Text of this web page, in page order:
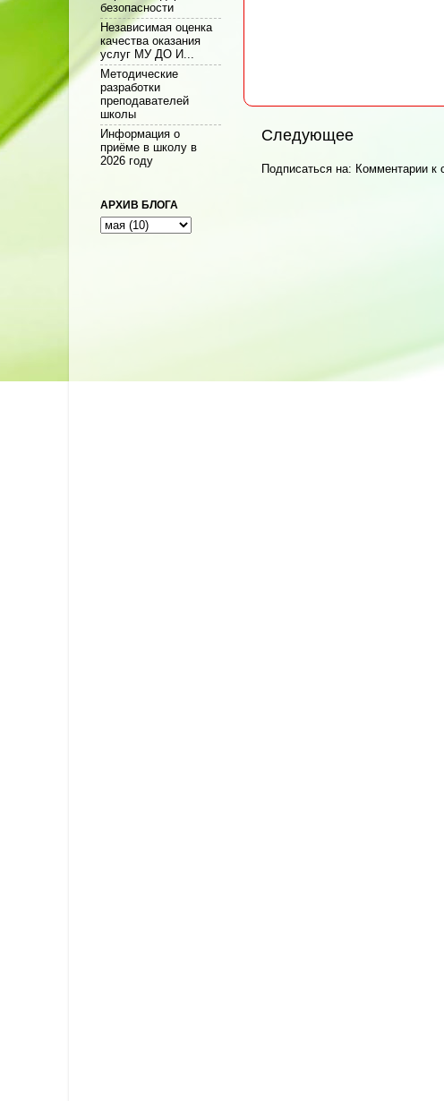
Следующее
Подписаться на: Комментарии к
безопасности
Независимая оценка
качества оказания
услуг МУ ДО И...
Методические
разработки
преподавателей
школы
Информация о
приёме в школу в
2026 году
АРХИВ БЛОГА